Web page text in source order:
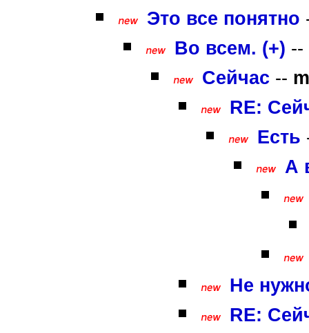
Это все понятно
Во всем. (+) --
Сейчас --
RE:
Есть
А
Не
RE: